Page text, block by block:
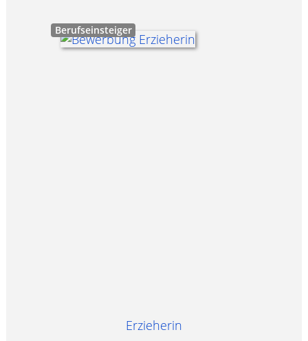
Berufseinsteiger
Erzieherin